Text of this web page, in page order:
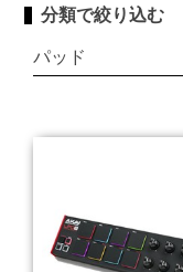
分類で絞り込む
パッド